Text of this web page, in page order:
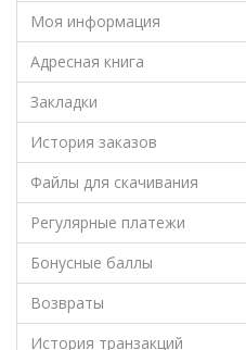
Моя информация
Адресная книга
Закладки
История заказов
Файлы для скачивания
Регулярные платежи
Бонусные баллы
Возвраты
История транзакций